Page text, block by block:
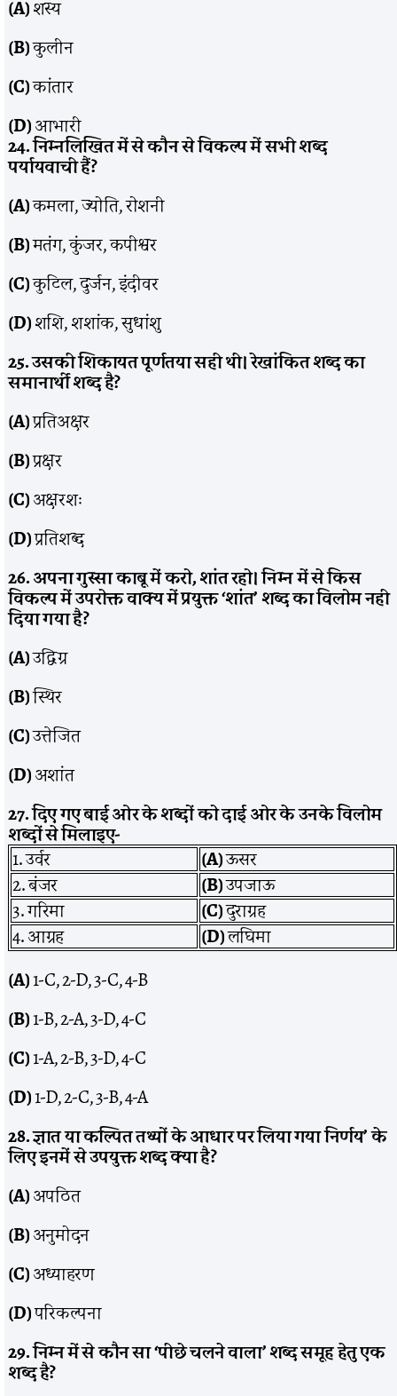
(A)शस्य
(B)कुलीन
(C)कांतार
(D)आभारी
24. निम्नलिखित में से कौन से विकल्प में सभी शब्द
पर्यायवाची हैं?
(A)कमला, ज्योति, रोशनी
(B)मतंग, कुंजर, कपीश्वर
(C)कुटिल, दुर्जन, इंदीवर
(D)शशि, शशांक, सुधांशु
25. उसकी शिकायत पूर्णतया सही थी। रेखांकित शब्द का
समानार्थी शब्द है?
(A)प्रतिअक्षर
(B)प्रक्षर
(C)अक्षरशः
(D)प्रतिशब्द
26. अपना गुस्सा काबू में करो, शांत रहो। निम्न में से किस
विकल्प में उपरोक्त वाक्य में प्रयुक्त ‘शांत’ शब्द का विलोम नही
दिया गया है?
(A)उद्विग्र
(B)स्थिर
(C)उत्तेजित
(D)अशांत
27. दिए गए बाई ओर के शब्दों को दाई ओर के उनके विलोम
शब्दों से मिलाइए-
1. उर्वर
(A)ऊसर
2. बंजर
(B)उपजाऊ
3. गरिमा
(C)दुराग्रह
4. आग्रह
(D)लघिमा
(A)1-C, 2-D, 3-C, 4-B
(B)1-B, 2-A, 3-D, 4-C
(C)1-A, 2-B, 3-D, 4-C
(D)1-D, 2-C, 3-B, 4-A
28. ज्ञात या कल्पित तथ्यों के आधार पर लिया गया निर्णय’ के
लिए इनमें से उपयुक्त शब्द क्या है?
(A)अपठित
(B)अनुमोदन
(C)अध्याहरण
(D)परिकल्पना
29. निम्न में से कौन सा ‘पीछे चलने वाला’ शब्द समूह हेतु एक
शब्द है?